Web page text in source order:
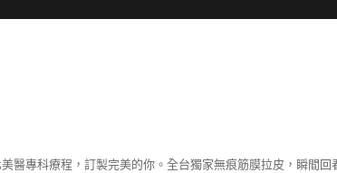
醫專科療程，訂製完美的你。全台獨家無痕筋膜拉皮，瞬間回